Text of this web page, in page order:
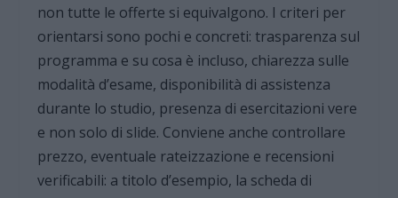
non tutte le offerte si equivalgono. I criteri per
orientarsi sono pochi e concreti: trasparenza sul
programma e su cosa è incluso, chiarezza sulle
modalità d’esame, disponibilità di assistenza
durante lo studio, presenza di esercitazioni vere
e non solo di slide. Conviene anche controllare
prezzo, eventuale rateizzazione e recensioni
verificabili: a titolo d’esempio, la scheda di